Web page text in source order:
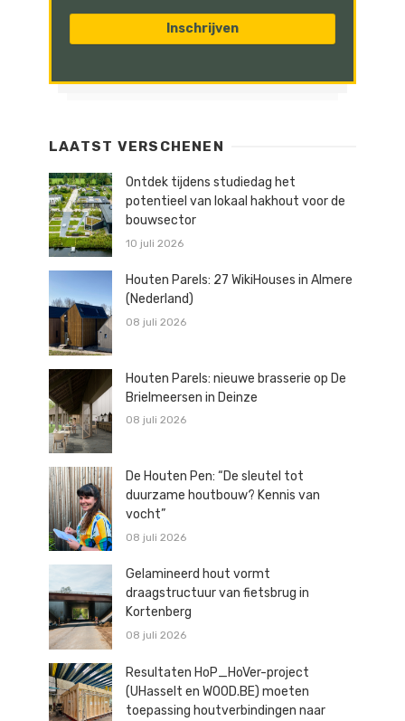
LAATST VERSCHENEN
Ontdek tijdens studiedag het
potentieel van lokaal hakhout voor de
bouwsector
10 juli 2026
Houten Parels: 27 WikiHouses in Almere
(Nederland)
08 juli 2026
Houten Parels: nieuwe brasserie op De
Brielmeersen in Deinze
08 juli 2026
De Houten Pen: “De sleutel tot
duurzame houtbouw? Kennis van
vocht”
08 juli 2026
Gelamineerd hout vormt
draagstructuur van fietsbrug in
Kortenberg
08 juli 2026
Resultaten HoP_HoVer-project
(UHasselt en WOOD.BE) moeten
toepassing houtverbindingen naar